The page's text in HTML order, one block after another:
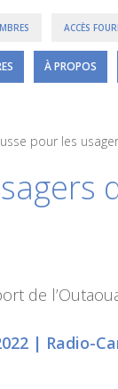
ACCÈS
À PROPOS
pour les
de
| Radio-